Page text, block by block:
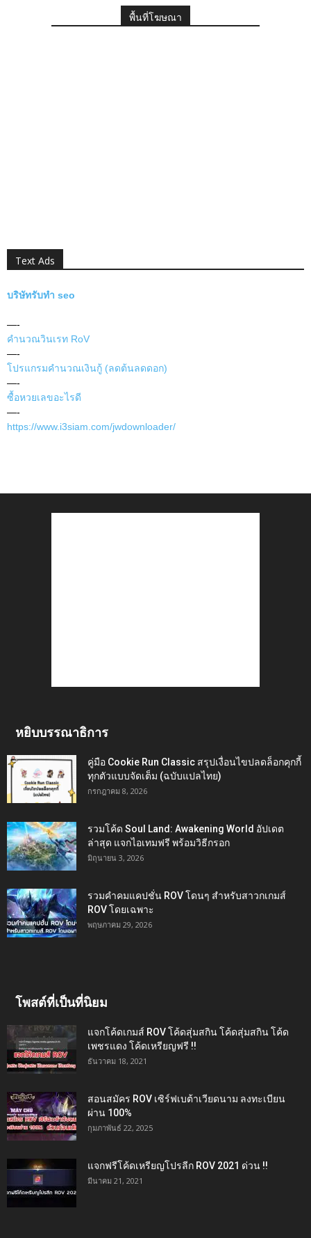
พื้นที่โฆษณา
Text Ads
บริษัทรับทำ seo
—-
คำนวณวินเรท RoV
—-
โปรแกรมคำนวณเงินกู้ (ลดต้นลดดอก)
—-
ซื้อหวยเลขอะไรดี
—-
https://www.i3siam.com/jwdownloader/
หยิบบรรณาธิการ
คู่มือ Cookie Run Classic สรุปเงื่อนไขปลดล็อกคุกกี้
ทุกตัวแบบจัดเต็ม (ฉบับแปลไทย)
กรกฎาคม 8, 2026
รวมโค้ด Soul Land: Awakening World อัปเดต
ล่าสุด แจกไอเทมฟรี พร้อมวิธีกรอก
มิถุนายน 3, 2026
รวมคำคมแคปชั่น ROV โดนๆ สำหรับสาวกเกมส์
ROV โดยเฉพาะ
พฤษภาคม 29, 2026
โพสต์ที่เป็นที่นิยม
แจกโค้ดเกมส์ ROV โค้ดสุ่มสกิน โค้ดสุ่มสกิน โค้ด
เพชรแดง โค้ดเหรียญฟรี !!
ธันวาคม 18, 2021
สอนสมัคร ROV เซิร์ฟเบต้าเวียดนาม ลงทะเบียน
ผ่าน 100%
กุมภาพันธ์ 22, 2025
แจกฟรีโค้ดเหรียญโปรลีก ROV 2021 ด่วน !!
มีนาคม 21, 2021